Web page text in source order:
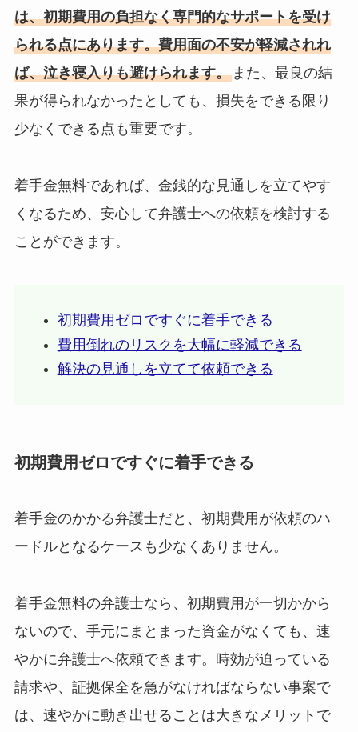
は、初期費用の負担なく専門的なサポートを受け
られる点にあります。費用面の不安が軽減されれ
ば、泣き寝入りも避けられます。また、最良の結
果が得られなかったとしても、損失をできる限り
少なくできる点も重要です。
着手金無料であれば、金銭的な見通しを立てやす
くなるため、安心して弁護士への依頼を検討する
ことができます。
初期費用ゼロですぐに着手できる
費用倒れのリスクを大幅に軽減できる
解決の見通しを立てて依頼できる
初期費用ゼロですぐに着手できる
着手金のかかる弁護士だと、初期費用が依頼のハ
ードルとなるケースも少なくありません。
着手金無料の弁護士なら、初期費用が一切かから
ないので、手元にまとまった資金がなくても、速
やかに弁護士へ依頼できます。時効が迫っている
請求や、証拠保全を急がなければならない事案で
は、速やかに動き出せることは大きなメリットで